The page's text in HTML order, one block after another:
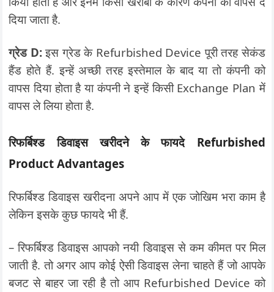
दिया जाता है.
ग्रेड D:इस ग्रेड के Refurbished Device पूरी तरह सेकंड
हैंड होते हैं. इन्हें अच्छी तरह इस्तेमाल के बाद या तो कंपनी को
वापस दिया होता है या कंपनी ने इन्हें किसी Exchange Plan में
वापस ले लिया होता है.
रिफर्बिश्ड डिवाइस खरीदने के फायदे Refurbished
Product Advantages
रिफर्बिश्ड डिवाइस खरीदना अपने आप में एक जोखिम भरा काम है
लेकिन इसके कुछ फायदे भी हैं.
– रिफर्बिश्ड डिवाइस आपको नयी डिवाइस से कम कीमत पर मिल
जाती है. तो अगर आप कोई ऐसी डिवाइस लेना चाहते हैं जो आपके
बजट से बाहर जा रही है तो आप Refurbished Device को